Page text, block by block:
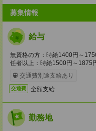
募集情報
給与
無資格の方：時給1400円～
任者以上：時給1500円～1875
交通費別途支給あり
交通費 全額支給
勤務地